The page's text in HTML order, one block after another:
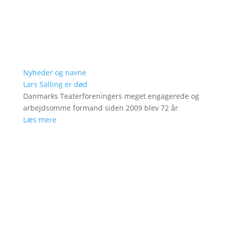
Nyheder og navne
Lars Salling er død
Danmarks Teaterforeningers meget engagerede og
arbejdsomme formand siden 2009 blev 72 år
Læs mere